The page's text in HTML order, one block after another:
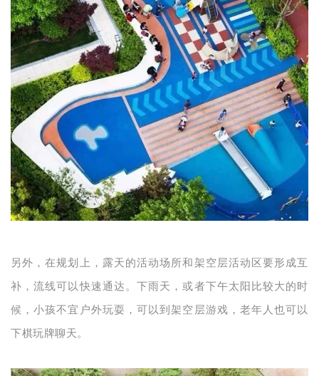
另外，在规划上，露天的活动场所和架空层活动区要形成互
补，流线可以快速通达。下雨天，或者下午太阳比较大的时
候，小孩不宜户外玩耍，可以到架空层游戏，老年人也可以
下棋玩牌聊天。